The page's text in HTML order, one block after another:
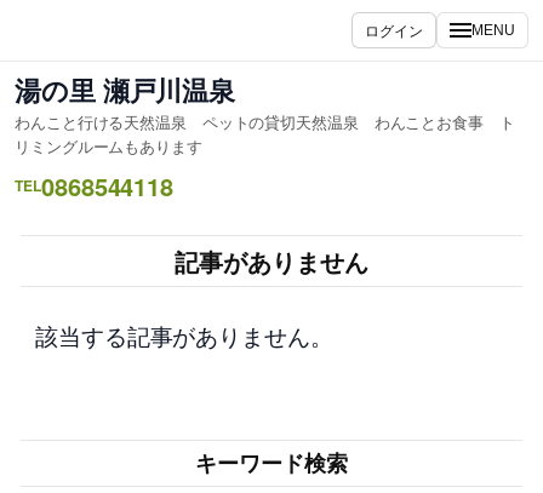
を
ス
キ
ッ
プ
ログイン MENU
湯の里 瀬戸川温泉
わんこと行ける天然温泉 ペットの貸切天然温泉 わんことお食事 ト
リミングルームもあります
TEL0868544118
記事がありません
該当する記事がありません。
キーワード検索